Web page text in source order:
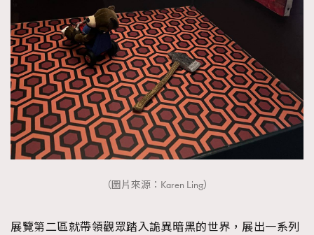
（圖片來源：Karen Ling）
展覽第二區就帶領觀眾踏入詭異暗黑的世界，展出一系列